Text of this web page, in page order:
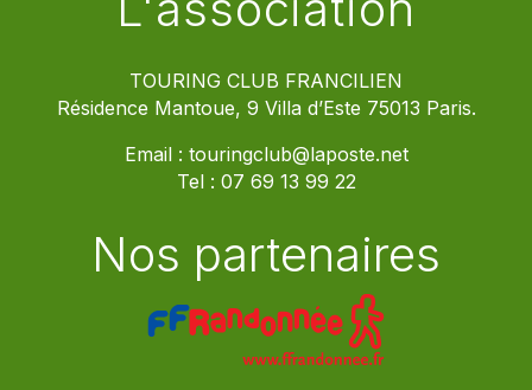
TOURING CLUB FRANCILIEN
Résidence Mantoue, 9 Villa d’Este 75013 Paris.
Email : touringclub@laposte.net
Tel : 07 69 13 99 22
Nos partenaires